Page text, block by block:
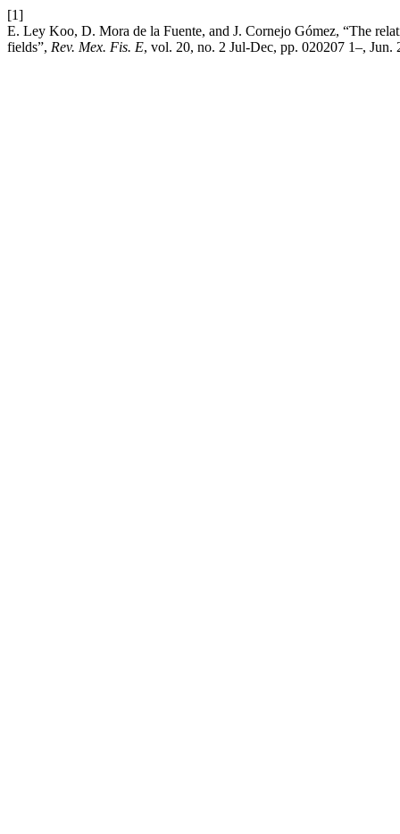
[1]
E. Ley Koo, D. Mora de la Fuente, and J. Cornejo Gómez, “The
fields”, Rev. Mex. Fis. E, vol. 20, no. 2 Jul-Dec, pp. 020207 1–, Jun.